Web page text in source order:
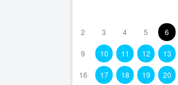
2 3 4 5 6
9 10 11 12 13
16 17 18 19 20